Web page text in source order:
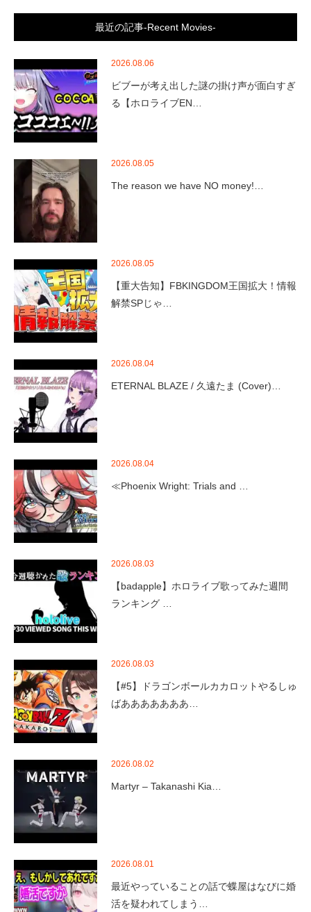
最近の記事-Recent Movies-
2026.08.06
ビブーが考え出した謎の掛け声が面白すぎ
る【ホロライブEN…
2026.08.05
The reason we have NO money!…
2026.08.05
【重大告知】FBKINGDOM王国拡大！情報
解禁SPじゃ…
2026.08.04
ETERNAL BLAZE / 久遠たま (Cover)…
2026.08.04
≪Phoenix Wright: Trials and …
2026.08.03
【badapple】ホロライブ歌ってみた週間
ランキング …
2026.08.03
【#5】ドラゴンボールカカロットやるしゅ
ばあああああああ…
2026.08.02
Martyr – Takanashi Kia…
2026.08.01
最近やっていることの話で蝶屋はなびに婚
活を疑われてしまう…